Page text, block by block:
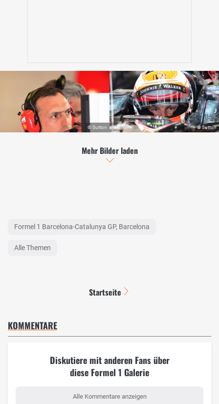
Mehr Bilder laden
Formel 1 Barcelona-Catalunya GP, Barcelona
Alle Themen
Startseite
KOMMENTARE
Diskutiere mit anderen Fans über
diese Formel 1 Galerie
Alle Kommentare anzeigen